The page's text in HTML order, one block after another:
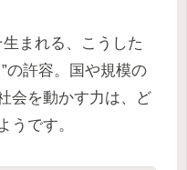
まれる、こうした
の許容。国や規模の
会を動かす力は、ど
うです。